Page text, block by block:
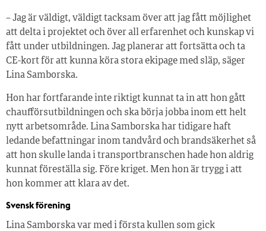
– Jag är väldigt, väldigt tacksam över att jag fått möjlighet
att delta i projektet och över all erfarenhet och kunskap vi
fått under utbildningen. Jag planerar att fortsätta och ta
CE-kort för att kunna köra stora ekipage med släp, säger
Lina Samborska.
Hon har fortfarande inte riktigt kunnat ta in att hon gått
chaufförsutbildningen och ska börja jobba inom ett helt
nytt arbetsområde. Lina Samborska har tidigare haft
ledande befattningar inom tandvård och brandsäkerhet så
att hon skulle landa i transportbranschen hade hon aldrig
kunnat föreställa sig. Före kriget. Men hon är trygg i att
hon kommer att klara av det.
Svensk förening
Lina Samborska var med i första kullen som gick